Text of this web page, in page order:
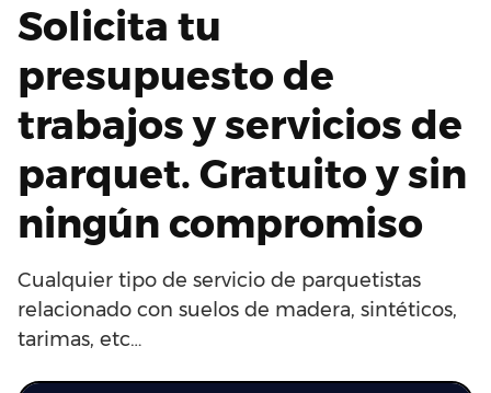
Solicita tu
presupuesto de
trabajos y servicios de
parquet. Gratuito y sin
ningún compromiso
Cualquier tipo de servicio de parquetistas
relacionado con suelos de madera, sintéticos,
tarimas, etc…